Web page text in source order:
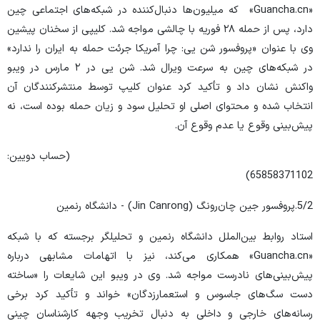
«Guancha.cn» که میلیون‌ها دنبال‌کننده در شبکه‌های اجتماعی چین
دارد، پس از حمله ۲۸ فوریه با چالشی مواجه شد. کلیپی از سخنان پیشین
وی با عنوان «پروفسور شن یی: چرا آمریکا جرئت حمله به ایران را ندارد»
در شبکه‌های چین به سرعت ویرال شد. شن یی در ۲ مارس در ویبو
واکنش نشان داد و تأکید کرد عنوان کلیپ توسط منتشرکنندگان آن
انتخاب شده و محتوای اصلی او تحلیل سود و زیان حمله بوده است، نه
پیش‌بینی وقوع یا عدم وقوع آن.
(حساب دویین:
65858371102)
5/2.پروفسور جین چان‌رونگ (Jin Canrong) - دانشگاه رنمین
استاد روابط بین‌الملل دانشگاه رنمین و تحلیلگر برجسته که با شبکه
«Guancha.cn» همکاری می‌کند، نیز با اتهامات مشابهی درباره
پیش‌بینی‌های نادرست مواجه شد. وی در ویبو این شایعات را «ساخته
دست سگ‌های جاسوس و استعمارزدگان» خواند و تأکید کرد برخی
رسانه‌های خارجی و داخلی به دنبال تخریب وجهه کارشناسان چینی